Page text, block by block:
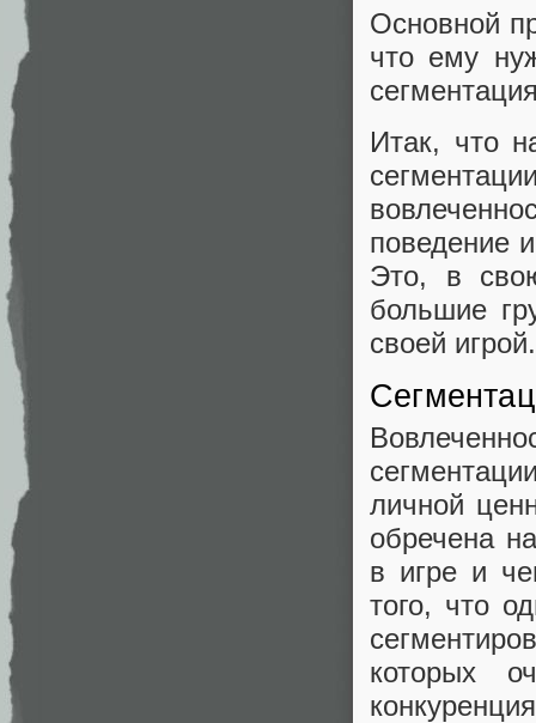
Основной
что ему
Итак, что
поведение
Это, в
большие
своей игрой.
личной
обречена
в игре и
того, что
которых